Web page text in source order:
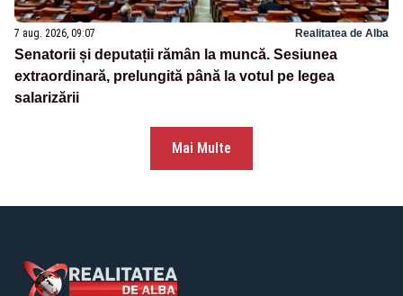
7 aug. 2026, 09:07 Realitatea de Alba
Senatorii și deputații rămân la muncă. Sesiunea
extraordinară, prelungită până la votul pe legea
salarizării
Mai Multe